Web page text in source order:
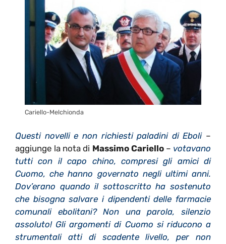
Cariello-Melchionda
Questi novelli e non richiesti paladini di Eboli –
aggiunge la nota di Massimo Cariello– votavano
tutti con il capo chino, compresi gli amici di
Cuomo, che hanno governato negli ultimi anni.
Dov’erano quando il sottoscritto ha sostenuto
che bisogna salvare i dipendenti delle farmacie
comunali ebolitani? Non una parola, silenzio
assoluto! Gli argomenti di Cuomo si riducono a
strumentali atti di scadente livello, per non